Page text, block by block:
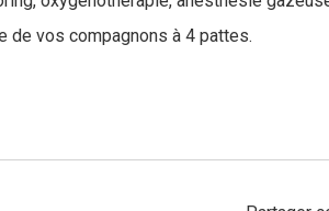
de vos compagnons à 4 pattes.